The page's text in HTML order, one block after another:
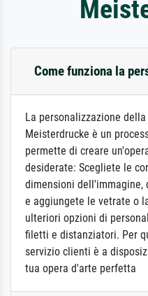
Come funziona la
La personalizzazione
Meisterdrucke è un
permette di creare
desiderate: Scegliete le
dimensioni dell'immagine,
e aggiungete le vetrate o
ulteriori opzioni di
filetti e distanziatori. Per
servizio clienti è a
tua opera d'arte perfetta